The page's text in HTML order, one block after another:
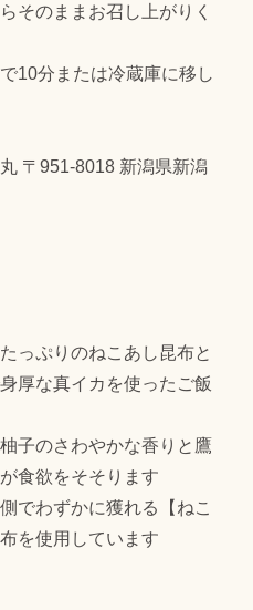
そのままお召し上がりく
たは冷蔵庫に移し
〒951-8018 新潟県新潟
のねこあし昆布と
厚な真イカを使ったご飯
わやかな香りと鷹
食欲をそそります
かに獲れる【ねこ
を使用しています